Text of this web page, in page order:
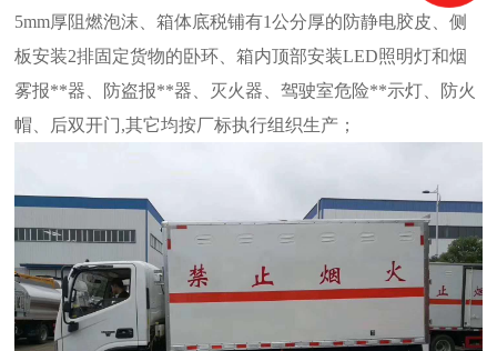
5mm厚阻燃泡沫、箱体底税铺有1公分厚的防静电胶皮、侧
板安装2排固定货物的卧环、箱内顶部安装LED照明灯和烟
雾报**器、防盗报**器、灭火器、驾驶室危险**示灯、防火
帽、后双开门,其它均按厂标执行组织生产；